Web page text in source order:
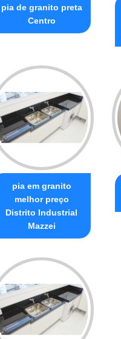
pia de granito preta
Centro
pia em granito
melhor preço
Distrito Industrial
Mazzei